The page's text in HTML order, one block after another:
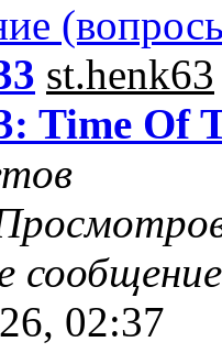
st.henk63
Time Of
02:37